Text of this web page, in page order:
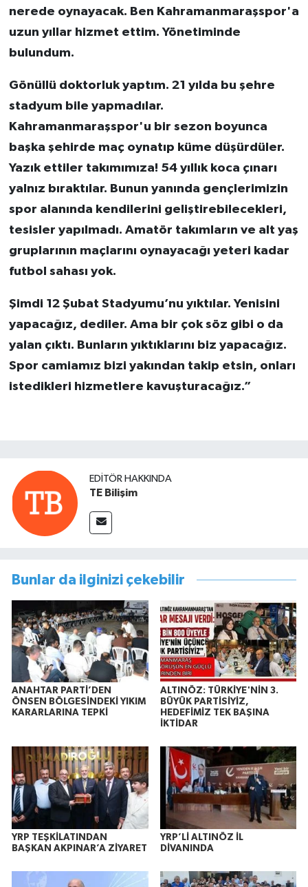
nerede oynayacak. Ben Kahramanmaraşspor'a
uzun yıllar hizmet ettim. Yönetiminde
bulundum.
Gönüllü doktorluk yaptım. 21 yılda bu şehre
stadyum bile yapmadılar.
Kahramanmaraşspor'u bir sezon boyunca
başka şehirde maç oynatıp küme düşürdüler.
Yazık ettiler takımımıza! 54 yıllık koca çınarı
yalnız bıraktılar. Bunun yanında gençlerimizin
spor alanında kendilerini geliştirebilecekleri,
tesisler yapılmadı. Amatör takımların ve alt yaş
gruplarının maçlarını oynayacağı yeteri kadar
futbol sahası yok.
Şimdi 12 Şubat Stadyumu’nu yıktılar. Yenisini
yapacağız, dediler. Ama bir çok söz gibi o da
yalan çıktı. Bunların yıktıklarını biz yapacağız.
Spor camiamız bizi yakından takip etsin, onları
istedikleri hizmetlere kavuşturacağız.”
EDITÖR HAKKINDA
TE Bilişim
Bunlar da ilginizi çekebilir
ANAHTAR PARTİ’DEN
ÖNSEN BÖLGESİNDEKİ YIKIM
KARARLARINA TEPKİ
ALTINÖZ: TÜRKİYE'NİN 3.
BÜYÜK PARTİSİYİZ,
HEDEFİMİZ TEK BAŞINA
İKTİDAR
YRP TEŞKİLATINDAN
BAŞKAN AKPINAR’A ZİYARET
YRP’Lİ ALTINÖZ İL
DİVANINDA